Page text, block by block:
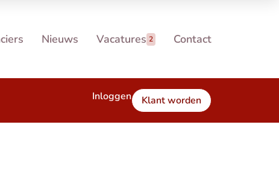
Nieuws Vacatures 2 Contact
Inloggen Klant worden